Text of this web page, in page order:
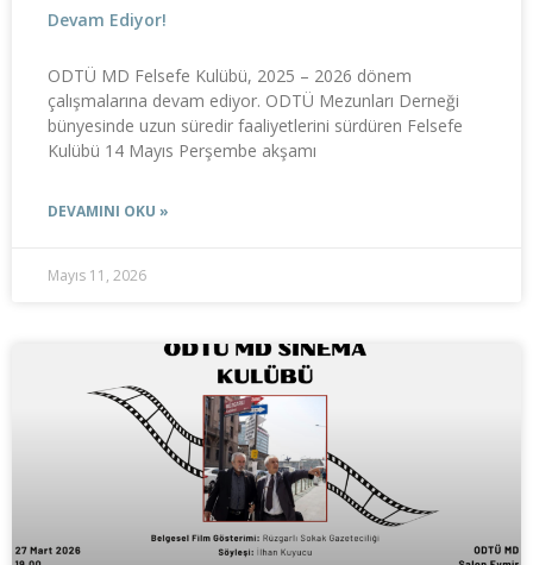
Devam Ediyor!
ODTÜ MD Felsefe Kulübü, 2025 – 2026 dönem
çalışmalarına devam ediyor. ODTÜ Mezunları Derneği
bünyesinde uzun süredir faaliyetlerini sürdüren Felsefe
Kulübü 14 Mayıs Perşembe akşamı
DEVAMINI OKU »
Mayıs 11, 2026